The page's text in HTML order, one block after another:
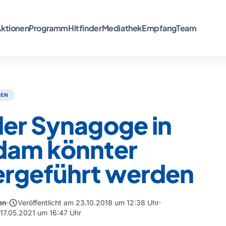
ProgrammHitfinderMediathekEmpfangTeam
Synagoge in
könnter
werden
scheduleVeröffentlicht am 23.10.2018 um 12:38 Uhr
um 16:47 Uhr